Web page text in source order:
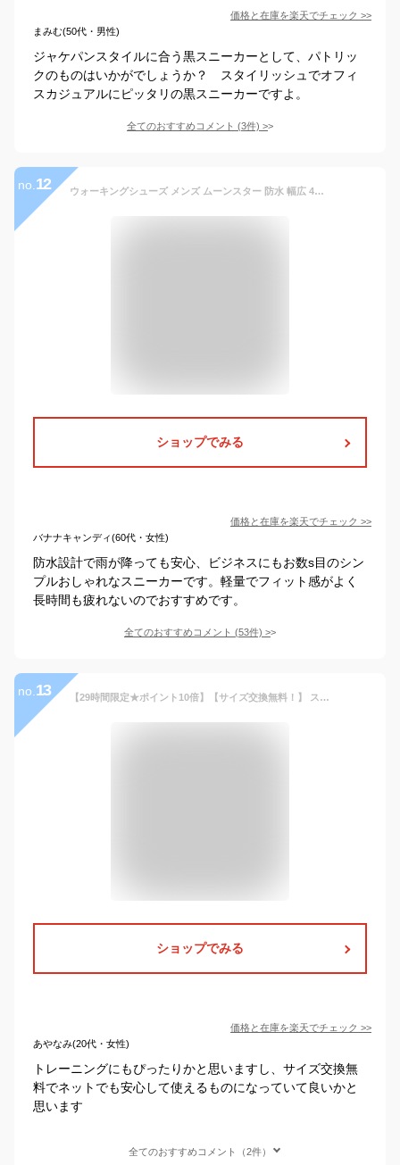
価格と在庫を楽天でチェック >>
まみむ(50代・男性)
ジャケパンスタイルに合う黒スニーカーとして、パトリッ
クのものはいかがでしょうか？ スタイリッシュでオフィ
スカジュアルにピッタリの黒スニーカーですよ。
全てのおすすめコメント (3件) >
no. 12 ウォーキングシューズ メンズ ムーンスター 防水 幅広 4E 疲れない 外反母趾 スニーカー 靴 カジュアル サプリスト 黒 茶 紺 ブラック ブラウン カーキ ネイビー アウトドア 登山 MOONSTAR SPLT M196
ショップでみる
価格と在庫を楽天でチェック >>
バナナキャンディ(60代・女性)
防水設計で雨が降っても安心、ビジネスにもお数s目のシン
プルおしゃれなスニーカーです。軽量でフィット感がよく
長時間も疲れないのでおすすめです。
全てのおすすめコメント (53件) >
no. 13 【29時間限定★ポイント10倍】【サイズ交換無料！】 スリッポン レディース スニーカー メンズ 靴 トレーニングシューズ ジム シューズ 黒 ウォーキングシューズ 疲れにくい 白 きれいめ おしゃれ 幅広 上履き 大人 立ち仕事 カジュアル 運動靴 外反母趾 疲れない靴
ショップでみる
価格と在庫を楽天でチェック >>
あやなみ(20代・女性)
トレーニングにもぴったりかと思いますし、サイズ交換無
料でネットでも安心して使えるものになっていて良いかと
思います
全てのおすすめコメント（2件）